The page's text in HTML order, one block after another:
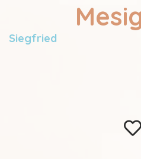
Siegfried